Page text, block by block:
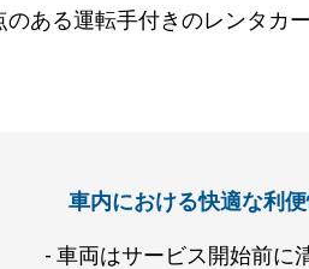
ある運転手付きのレンタカー
車内における快適な利
- 車両はサービス開始前に